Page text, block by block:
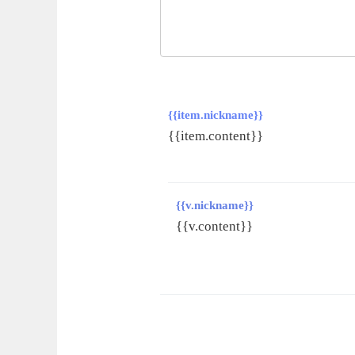
{{item.nickname}}
{{item.content}}
{{v.nickname}}
{{v.content}}